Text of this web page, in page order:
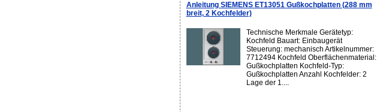
Anleitung SIEMENS ET13051 Gußkochplatten (288 mm
breit, 2 Kochfelder)
Technische Merkmale Gerätetyp:
Kochfeld Bauart: Einbaugerät
Steuerung: mechanisch Artikelnummer:
7712494 Kochfeld Oberflächenmaterial:
Gußkochplatten Kochfeld-Typ:
Gußkochplatten Anzahl Kochfelder: 2
Lage der 1....